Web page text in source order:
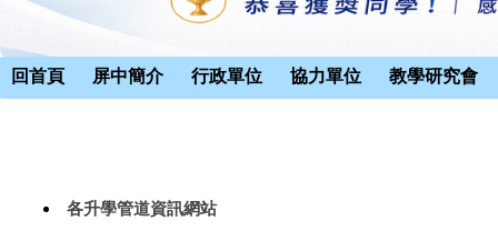
回首頁 屏中簡介 行政單位 協力單位 教學研究會
各升學管道資訊網站